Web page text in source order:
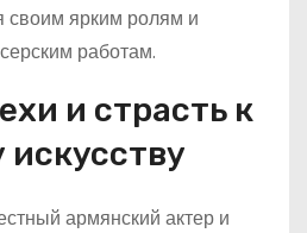
своим ярким ролям и
работам.
и страсть к
искусству
армянский актер и